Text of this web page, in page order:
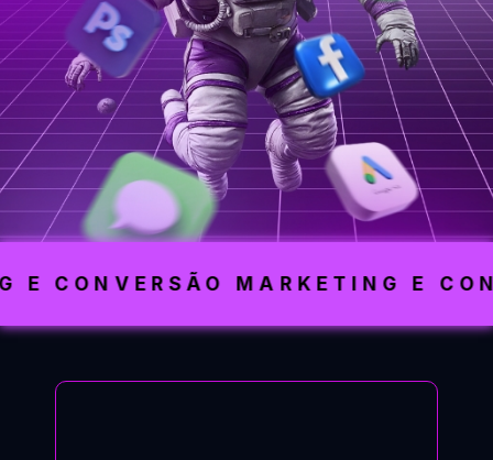
E CONVERSÃO MARKETING E